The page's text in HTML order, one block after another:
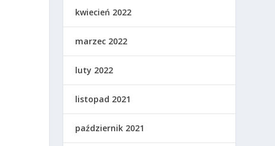
kwiecień 2022
marzec 2022
luty 2022
listopad 2021
październik 2021